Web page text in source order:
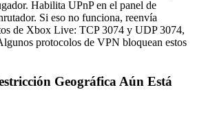
Habilita UPnP en el panel de
Si eso no funciona, reenvía
de Xbox Live: TCP 3074 y UDP 3074,
protocolos de VPN bloquean estos
Geográfica Aún Está